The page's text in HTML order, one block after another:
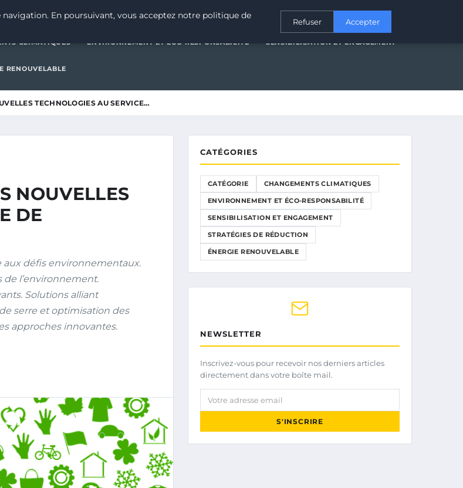
CHANGEMENTS CLIMATIQUES ENVIRONNEMENT ET ÉCO-RESPONSABILITÉSENSIBILISATION ET ENGAGEMENT
CLIMATIQUES ENVIRONNEMENT ET ÉCO-RESPONSABILITÉ SENSIBILISATION ET ENGAGEMENT
RENOUVELABLE
TECHNOLOGIES AU SERVICE…
NOUVELLES
DE
aux défis environnementaux.
l’environnement.
Solutions alliant
serre et optimisation des
approches innovantes.
CATÉGORIES
CATÉGORIE CHANGEMENTS CLIMATIQUES
ENVIRONNEMENT ET ÉCO-RESPONSABILITÉ
SENSIBILISATION ET ENGAGEMENT
STRATÉGIES DE RÉDUCTION
ÉNERGIE RENOUVELABLE
NEWSLETTER
Inscrivez-vous pour recevoir nos derniers articles
directement dans votre boîte mail.
Votre adresse email
S'INSCRIRE
En poursuivant, vous acceptez notre politique de
Refuser Accepter